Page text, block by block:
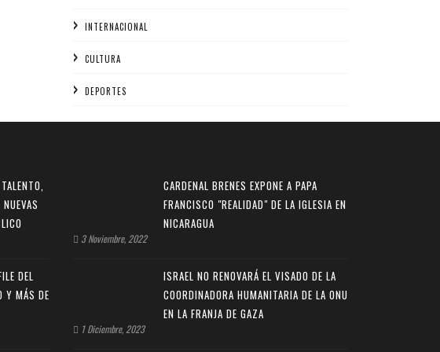
INTERNACIONAL
CULTURA
DEPORTES
CARDENAL BRENES EXPONE A PAPA
FRANCISCO "REALIDAD" DE LA IGLESIA EN
NICARAGUA
3 Noviembre, 2022
DEL
Y MÁS DE
ISRAEL NO RENOVARÁ EL VISADO DE LA
COORDINADORA HUMANITARIA DE LA ONU
EN LA FRANJA DE GAZA
1 Diciembre, 2023